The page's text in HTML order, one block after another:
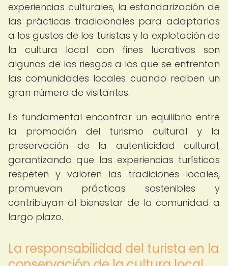
experiencias culturales, la estandarización de
las prácticas tradicionales para adaptarlas
a los gustos de los turistas y la explotación de
la cultura local con fines lucrativos son
algunos de los riesgos a los que se enfrentan
las comunidades locales cuando reciben un
gran número de visitantes.
Es fundamental encontrar un equilibrio entre
la promoción del turismo cultural y la
preservación de la autenticidad cultural,
garantizando que las experiencias turísticas
respeten y valoren las tradiciones locales,
promuevan prácticas sostenibles y
contribuyan al bienestar de la comunidad a
largo plazo.
La responsabilidad del turista en la